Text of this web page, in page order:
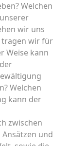
Welchen
wir uns
tragen wir für
Weise kann
Welchen
kann der
zwischen
und